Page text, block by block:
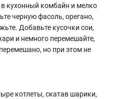
кухонный комбайн и мелко
черную фасоль, орегано,
Добавьте кусочки сои,
и немного перемешайте,
но при этом не
котлеты, скатав шарики,